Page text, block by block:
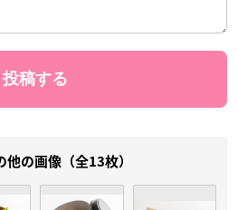
他の画像（全13枚）